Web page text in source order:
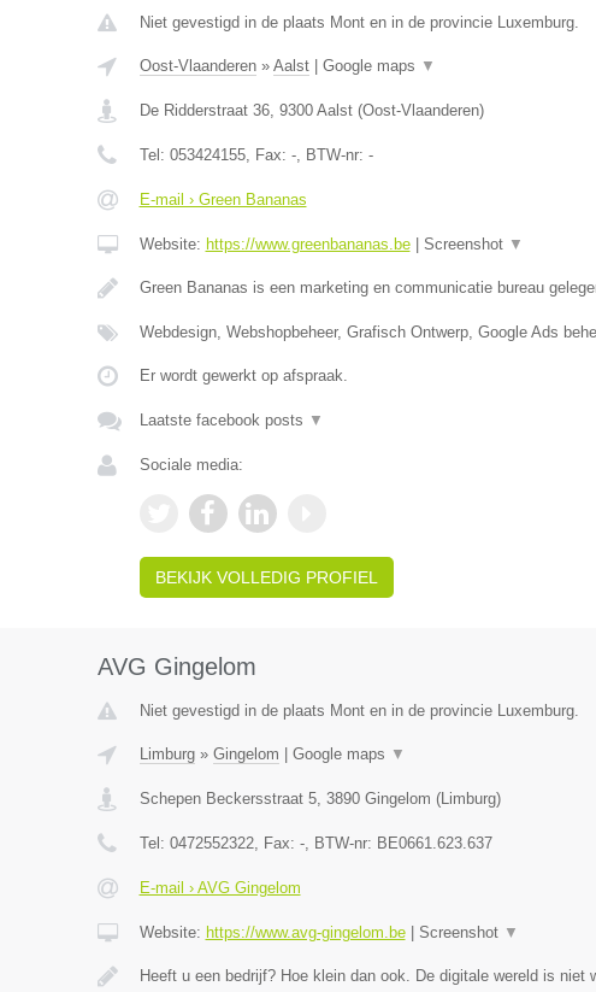
Niet gevestigd in de plaats Mont en in de provincie Luxemburg.
Oost-Vlaanderen» Aalst| Google maps ▼
De Ridderstraat 36, 9300 Aalst(Oost-Vlaanderen)
Tel: 053424155, Fax: -, BTW-nr: -
E-mail › Green Bananas
Website: https://www.greenbananas.be| Screenshot ▼
Green Bananas is een marketing en communicatie bureau
Webdesign, Webshopbeheer, Grafisch Ontwerp, Google Ads
Er wordt gewerkt op afspraak.
Laatste facebook posts ▼
Sociale media:
BEKIJK VOLLEDIG PROFIEL
AVG Gingelom
Niet gevestigd in de plaats Mont en in de provincie Luxemburg.
Limburg» Gingelom Google maps ▼
Schepen Beckersstraat 5, 3890 Gingelom (Limburg)
Tel: 0472552322, Fax: -, BTW-nr: BE0661.623.637
E-mail › AVG Gingelom
Website: https://www.avg-gingelom.be| Screenshot ▼
Heeft u een bedrijf? Hoe klein dan ook. De digitale wereld is niet